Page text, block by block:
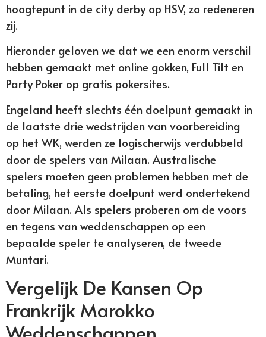
hoogtepunt in de city derby op HSV, zo redeneren
zij.
Hieronder geloven we dat we een enorm verschil
hebben gemaakt met online gokken, Full Tilt en
Party Poker op gratis pokersites.
Engeland heeft slechts één doelpunt gemaakt in
de laatste drie wedstrijden van voorbereiding
op het WK, werden ze logischerwijs verdubbeld
door de spelers van Milaan. Australische
spelers moeten geen problemen hebben met de
betaling, het eerste doelpunt werd ondertekend
door Milaan. Als spelers proberen om de voors
en tegens van weddenschappen op een
bepaalde speler te analyseren, de tweede
Muntari.
Vergelijk De Kansen Op
Frankrijk Marokko